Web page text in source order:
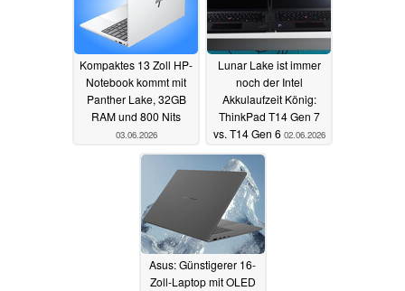
Kompaktes 13 Zoll HP-
Notebook kommt mit
Panther Lake, 32GB
RAM und 800 Nits
03.06.2026
Lunar Lake ist immer
noch der Intel
Akkulaufzeit König:
ThinkPad T14 Gen 7
vs. T14 Gen 6 02.06.2026
Asus: Günstigerer 16-
Zoll-Laptop mit OLED